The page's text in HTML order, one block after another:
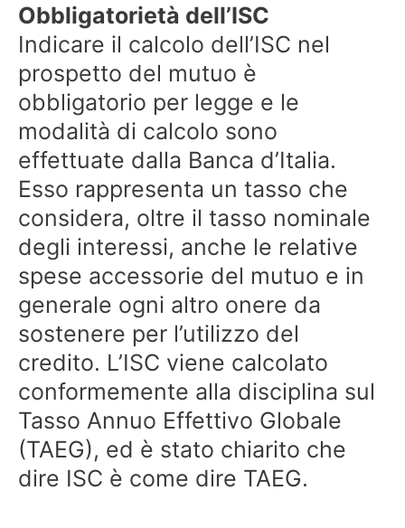
Obbligatorietà dell’ISC
Indicare il calcolo dell’ISC nel
prospetto del mutuo è
obbligatorio per legge e le
modalità di calcolo sono
effettuate dalla Banca d’Italia.
Esso rappresenta un tasso che
considera, oltre il tasso nominale
degli interessi, anche le relative
spese accessorie del mutuo e in
generale ogni altro onere da
sostenere per l’utilizzo del
credito. L’ISC viene calcolato
conformemente alla disciplina sul
Tasso Annuo Effettivo Globale
(TAEG), ed è stato chiarito che
dire ISC è come dire TAEG.